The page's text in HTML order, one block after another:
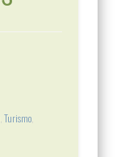
,Turismo